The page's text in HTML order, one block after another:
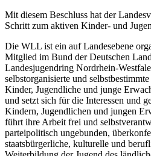
Mit diesem Beschluss hat der
Schritt zum aktiven Kinder- und
Die WLL ist ein auf Landesebene
Mitglied im Bund der Deutschen
Landesjugendring Nordrhein-
selbstorganisierte und
Kinder, Jugendliche und junge
und setzt sich für die Interessen und
Kindern, Jugendlichen und jungen
führt ihre Arbeit frei und
parteipolitisch ungebunden,
staatsbürgerliche, kulturelle und